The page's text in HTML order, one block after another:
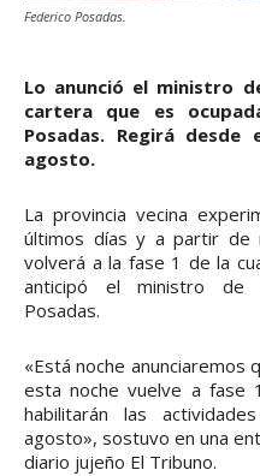
Federico Posadas.
Lo anunció el ministro
cartera que es
Posadas. Regirá
agosto.
La provincia vecina
últimos días y a partir de
volverá a la fase 1 de la
anticipó el ministro de
Posadas.
«Está noche anunciaremos
esta noche vuelve a fase
habilitarán las
agosto», sostuvo en una
diario jujeño El Tribuno.